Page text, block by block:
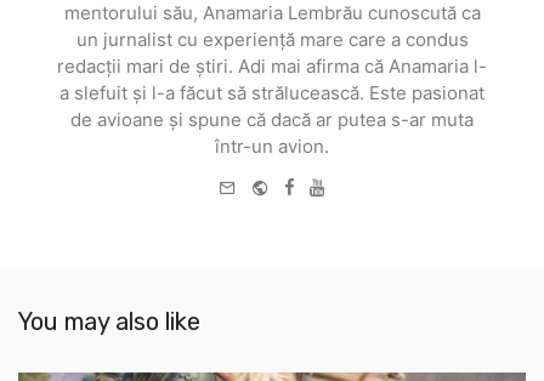
mentorului său, Anamaria Lembrău cunoscută ca
un jurnalist cu experiență mare care a condus
redacții mari de știri. Adi mai afirma că Anamaria l-
a slefuit și l-a făcut să strălucească. Este pasionat
de avioane și spune că dacă ar putea s-ar muta
într-un avion.
e-
WebsiteFacebook
You may also like